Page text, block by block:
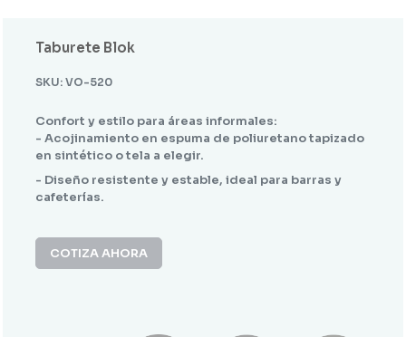
Taburete Blok
SKU: VO-520
Confort y estilo para áreas informales:
- Acojinamiento en espuma de poliuretano tapizado
en sintético o tela a elegir.
- Diseño resistente y estable, ideal para barras y
cafeterías.
COTIZA AHORA